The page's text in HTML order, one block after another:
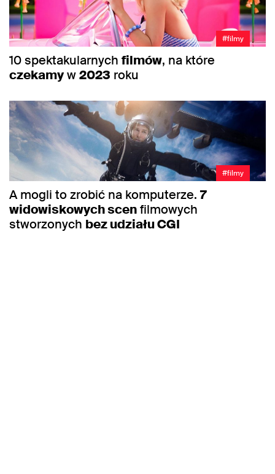
#filmy
10 spektakularnych filmów, na które
czekamyw2023 roku
#filmy
A mogli to zrobić na komputerze. 7
widowiskowych scenfilmowych
stworzonych bez udziału CGI